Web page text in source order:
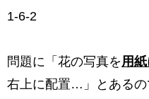
1-6-2
問題に「花の写真を用
右上に配置…」とあるの